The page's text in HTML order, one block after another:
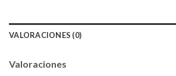
VALORACIONES (0)
Valoraciones